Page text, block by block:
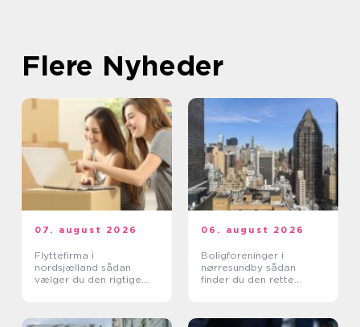
Flere Nyheder
07. august 2026
Flyttefirma i
nordsjælland sådan
vælger du den rigtige
06. august 2026
Boligforeninger i
nørresundby sådan
finder du den rette